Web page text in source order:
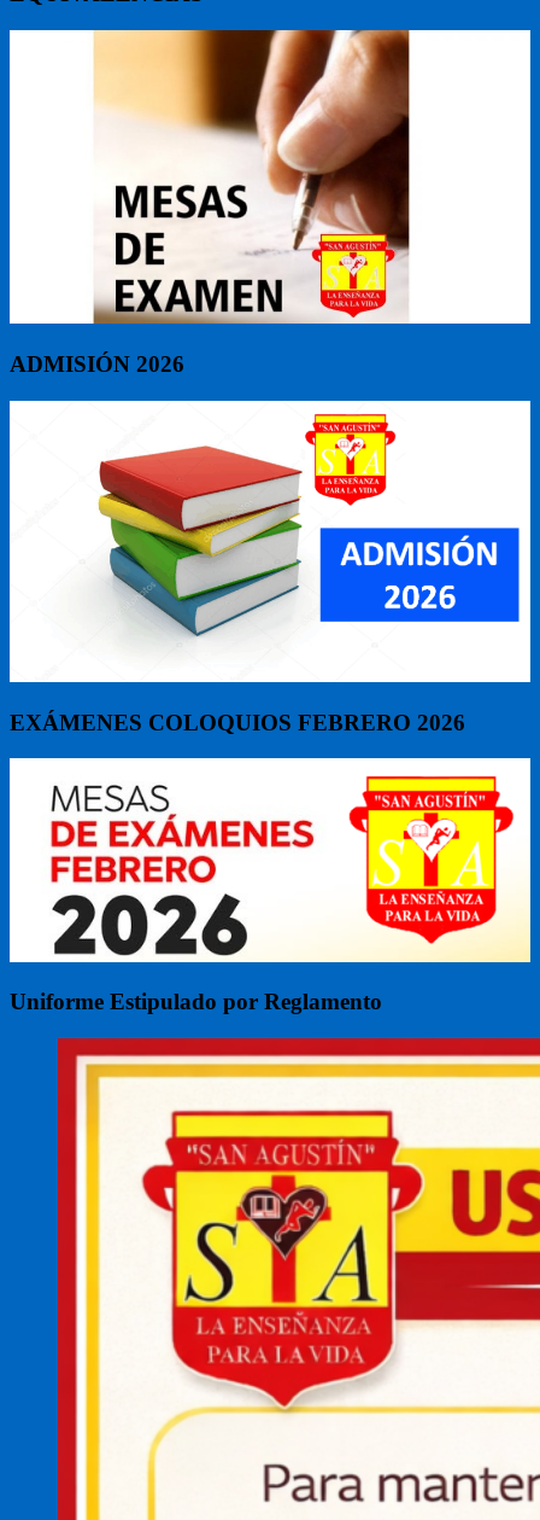
ADMISIÓN 2026
EXÁMENES COLOQUIOS FEBRERO 2026
Uniforme Estipulado por Reglamento